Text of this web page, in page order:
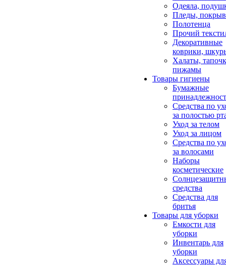
Одеяла,
Пледы,
Полотенца
Прочий
Декоративные
коврики,
Халаты,
пижамы
Товары гигиены
Бумажные
Средства по
за полостью
Уход за телом
Уход за лицом
Средства по
за волосами
Наборы
косметические
средства
Средства для
бритья
Товары для уборки
Емкости для
уборки
Инвентарь для
уборки
Аксессуары